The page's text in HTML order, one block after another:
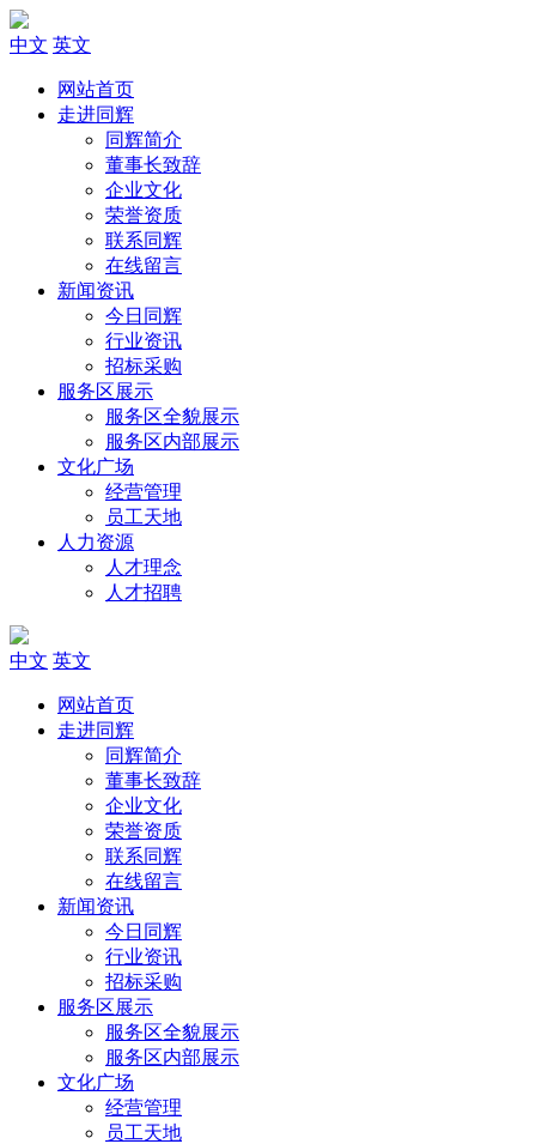
中文 英文
网站首页
走进同辉
同辉简介
董事长致辞
企业文化
荣誉资质
联系同辉
在线留言
新闻资讯
今日同辉
行业资讯
招标采购
服务区展示
服务区全貌展示
服务区内部展示
文化广场
经营管理
员工天地
人力资源
人才理念
人才招聘
中文 英文
网站首页
走进同辉
同辉简介
董事长致辞
企业文化
荣誉资质
联系同辉
在线留言
新闻资讯
今日同辉
行业资讯
招标采购
服务区展示
服务区全貌展示
服务区内部展示
文化广场
经营管理
员工天地